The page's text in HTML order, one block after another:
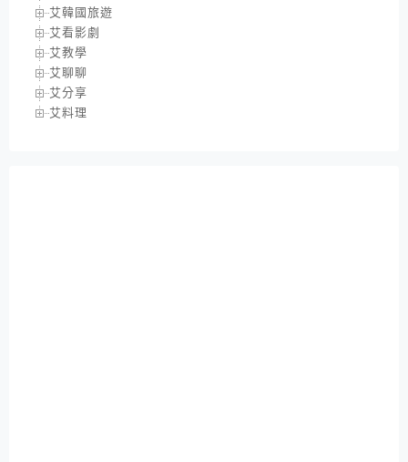
艾韓國旅遊
艾看影劇
艾教學
艾聊聊
艾分享
艾料理